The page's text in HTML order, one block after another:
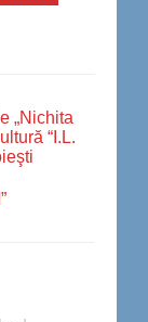
„Nichita
“I.L.